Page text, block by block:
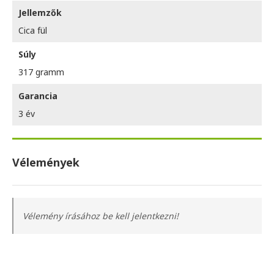
Jellemzők
Cica fül
Súly
317 gramm
Garancia
3 év
Vélemények
Vélemény írásához be kell jelentkezni!